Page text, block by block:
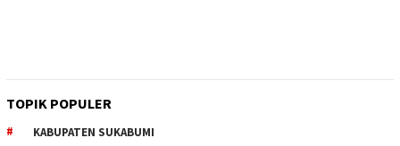
TOPIK POPULER
KABUPATEN SUKABUMI